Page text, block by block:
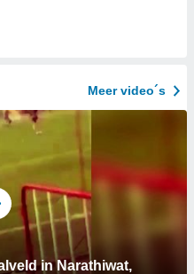
Meer video´s
in Narathiwat,